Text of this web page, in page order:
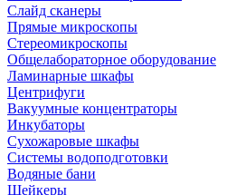
Слайд сканеры
Прямые микроскопы
Стереомикроскопы
Общелабораторное оборудование
Ламинарные шкафы
Центрифуги
Вакуумные концентраторы
Инкубаторы
Сухожаровые шкафы
Системы водоподготовки
Водяные бани
Шейкеры